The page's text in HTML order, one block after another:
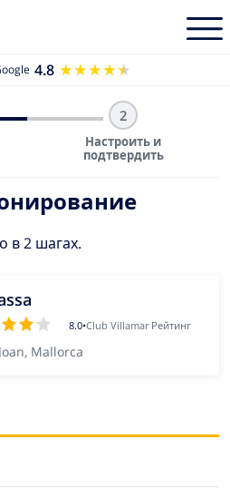
4.8 ★★★★★
★★★★★
2
Настроить и
подтвердить
в 2 шагах.
8.0•Club Villamar Рейтинг
Mallorca